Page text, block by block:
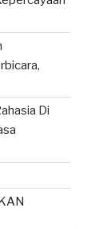
Di